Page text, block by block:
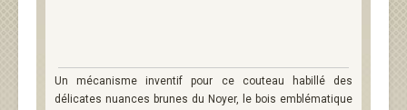
Un mécanisme inventif pour ce couteau habillé des
délicates nuances brunes du Noyer, le bois emblématique